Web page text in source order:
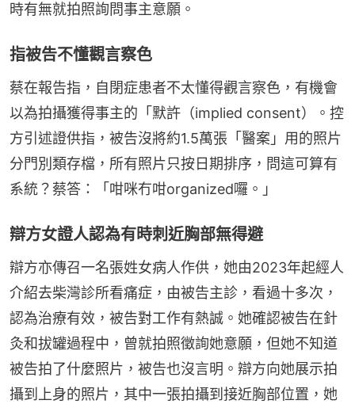
時有無就拍照詢問事主意願。
指被告不懂觀言察色
蔡在報告指，自閉症患者不太懂得觀言察色，有機會
以為拍攝獲得事主的「默許（implied consent）。控
方引述證供指，被告沒將約1.5萬張「醫案」用的照片
分門別類存檔，所有照片只按日期排序，問這可算有
系統？蔡答：「咁咪冇咁organized囉。」
辯方女證人認為有時刺近胸部無得避
辯方亦傳召一名張姓女病人作供，她由2023年起經人
介紹去柴灣診所看痛症，由被告主診，看過十多次，
認為治療有效，被告對工作有熱誠。她確認被告在針
灸和拔罐過程中，曾就拍照徵詢她意願，但她不知道
被告拍了什麼照片，被告也沒言明。辯方向她展示拍
攝到上身的照片，其中一張拍攝到接近胸部位置，她